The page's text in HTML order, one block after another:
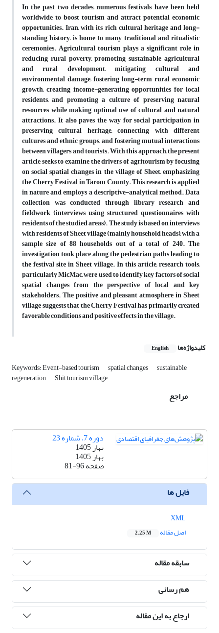
In the past two decades, numerous festivals have been held
worldwide to boost tourism and attract potential economic
opportunities. Iran, with its rich cultural heritage and long-
standing history, is home to many traditional and ritualistic
ceremonies. Agricultural tourism plays a significant role in
reducing rural poverty, promoting sustainable agricultural
and rural development, mitigating cultural and
environmental damage, fostering long-term rural economic
growth, creating income-generating opportunities for local
residents, and promoting a culture of preserving natural
resources while making optimal use of cultural and natural
attractions. It also paves the way for social participation in
preserving cultural heritage, connecting with different
cultures and ethnic groups, and fostering mutual interactions
between villagers and tourists. With this approach, the present
article seeks to examine the drivers of agritourism by focusing
on social spatial changes in the village of Sheet, emphasizing
the Cherry Festival in Tarom County. This research is applied
in nature and employs a descriptive-analytical method. Data
collection was conducted through library research and
fieldwork (interviews using structured questionnaires with
residents of the studied areas). The study is based on interviews
with residents of Sheet village (mainly household heads), with a
sample size of 88 households out of a total of 240. The
investigation took place along the pedestrian paths leading to
the festival site in Sheet village. In this article, research tools,
particularly MicMac, were used to identify key factors of social
spatial changes from the perspective of local and key
stakeholders. The positive and pleasant atmosphere in Sheet
village suggests that the Cherry Festival has primarily created
favorable conditions and positive effects in the village.
کلیدواژه‌ها English
Keywords: Event-based tourism spatial changes sustainable
regeneration Shit tourism village
مراجع
دوره 7، شماره 23
بهار 1405
بهار 1405
صفحه81-96
فایل ها
اصل مقاله
2.25 M
سابقه مقاله
هم رسانی
ارجاع به این مقاله